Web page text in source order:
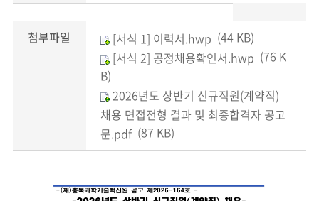
첨부파일 [서식 1] 이력서.hwp (44 KB)
[서식 2] 공정채용확인서.hwp (76 K
B)
2026년도 상반기 신규직원(계약직)
채용 면접전형 결과 및 최종합격자 공고
문.pdf(87 KB)